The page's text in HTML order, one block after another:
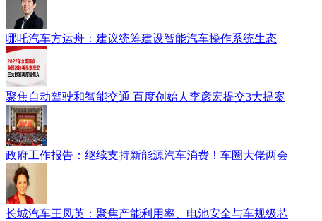
哪吒汽车方运舟：建议统筹建设智能汽车操作系统生态
聚焦自动驾驶和智能交通 百度创始人李彦宏提交3大提案
政府工作报告：继续支持新能源汽车消费！车圈大佬两会
长城汽车王凤英：聚焦产能利用率、电池安全与车规级芯